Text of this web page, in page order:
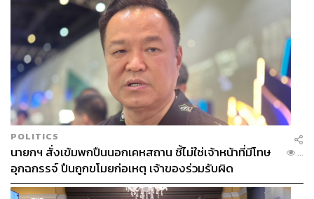
POLITICS
นายกฯ สั่งเข้มพกปืนนอกเคหสถาน ชี้ไม่ใช่เจ้าหน้าที่มีโทษ
อุกฉกรรจ์ ปืนถูกขโมยก่อเหตุ เจ้าของร่วมรับผิด
...